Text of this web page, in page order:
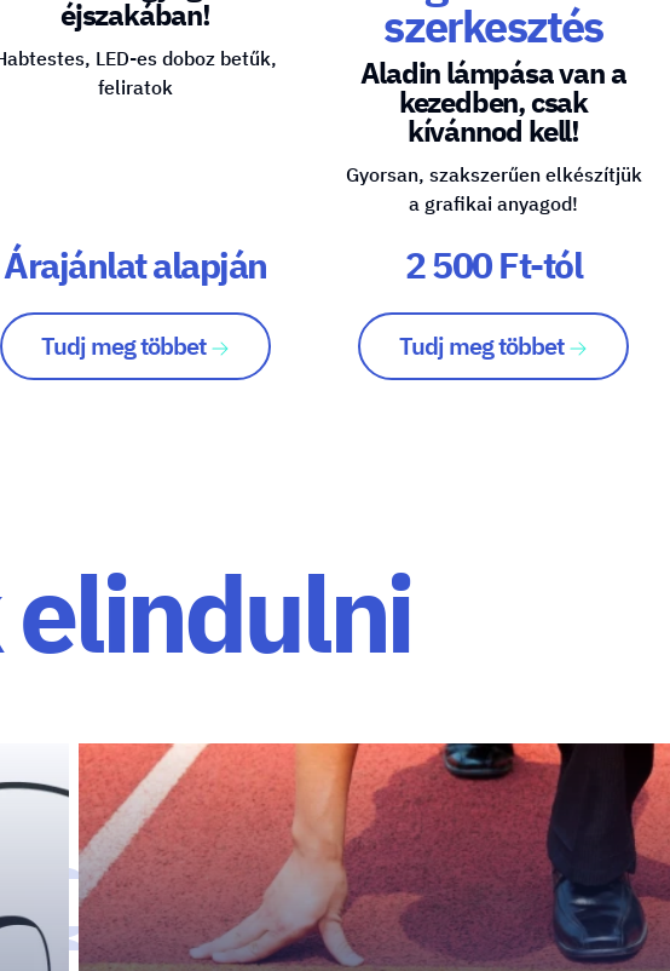
éjszakában!
LED-es doboz betűk,
feliratok
Árajánlat alapján
Tudj meg többet
szerkesztés
Aladin lámpása van a
kezedben, csak
kívánnod kell!
Gyorsan, szakszerűen elkészítjük
a grafikai anyagod!
2 500 Ft-tól
Tudj meg többet